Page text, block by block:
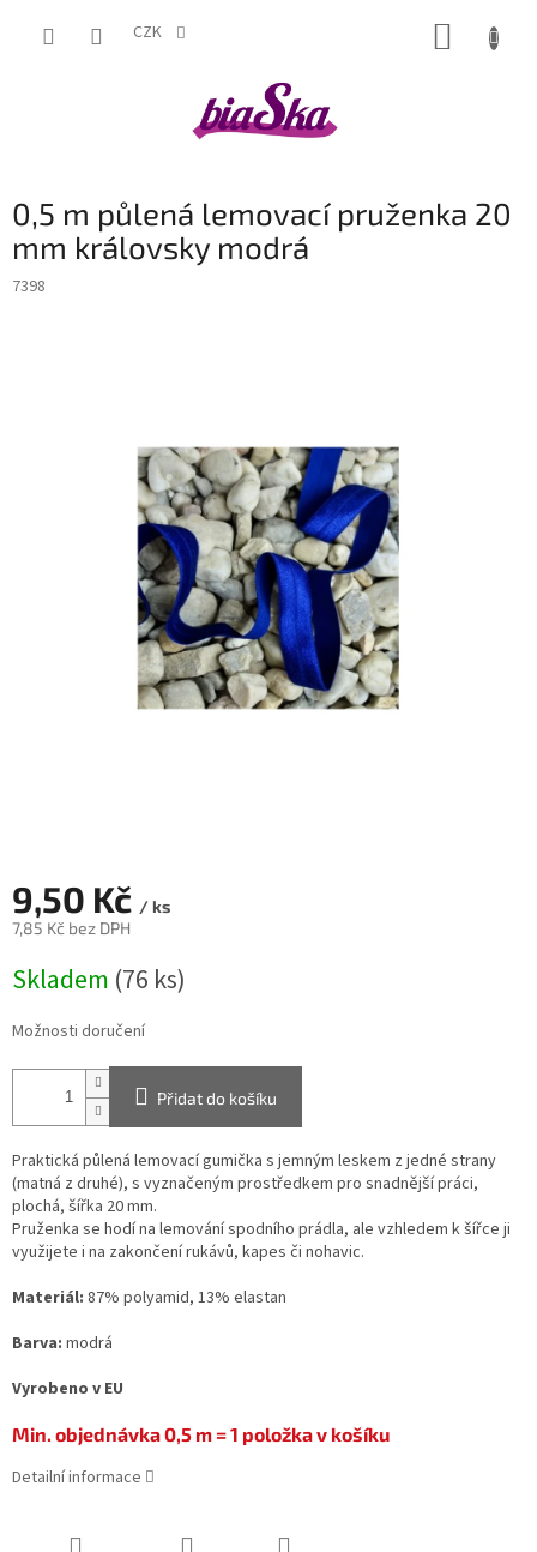
CZK
0,5 m půlená lemovací pruženka 20
mm královsky modrá
7398
9,50 Kč / ks
7,85 Kč bez DPH
cena:
Skladem (76 ks)
Možnosti doručení
Přidat do košíku
Praktická půlená lemovací gumička s jemným leskem z jedné strany
(matná z druhé), s vyznačeným prostředkem pro snadnější práci,
plochá, šířka 20 mm.
Pruženka se hodí na lemování spodního prádla, ale vzhledem k šířce ji
využijete i na zakončení rukávů, kapes či nohavic.
Materiál: 87% polyamid, 13% elastan
Barva: modrá
Vyrobeno v EU
Min. objednávka 0,5 m = 1 položka v košíku
Detailní informace